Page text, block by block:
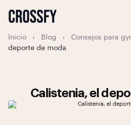
Inicio › Blog › Consejos para
deporte de moda
Calistenia, el